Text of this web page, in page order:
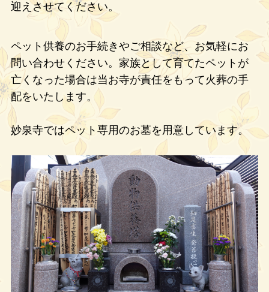
迎えさせてください。
ペット供養のお手続きやご相談など、お気軽にお
問い合わせください。家族として育てたペットが
亡くなった場合は当お寺が責任をもって火葬の手
配をいたします。
妙泉寺ではペット専用のお墓を用意しています。